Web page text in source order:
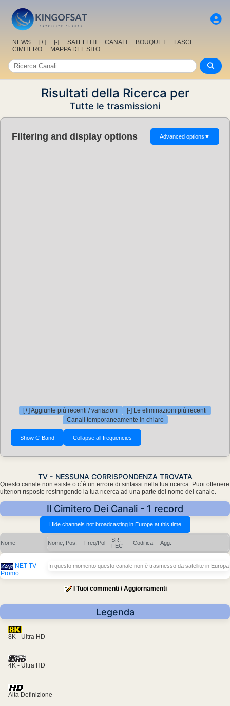
NEWS [+] [-] SATELLITI CANALI BOUQUET
FASCI
CIMITERO
MAPPA DEL SITO
Risultati della Ricerca per
Tutte le trasmissioni
Filtering and display options Advanced options ▼
[+] Aggiunte più recenti / variazioni
[-] Le eliminazioni più recenti
Canali temporaneamente in chiaro
TV - NESSUNA CORRISPONDENZA TROVATA
Questo canale non esiste o c´è un errore di sintassi nella tua ricerca. Puoi ottenere
ulteriori risposte restringendo la tua ricerca ad una parte del nome del canale.
Il Cimitero Dei Canali - 1 record
Nome Nome, Pos. Freq/Pol
SR,
FEC
Codifica Agg.
NET TV
Promo
In questo momento questo canale non è trasmesso da satellite in Europa
I Tuoi commenti / Aggiornamenti
Legenda
8K - Ultra HD
4K - Ultra HD
Alta Definizione